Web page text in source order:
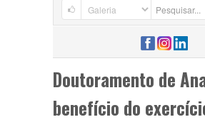
Doutoramento de
benefício do